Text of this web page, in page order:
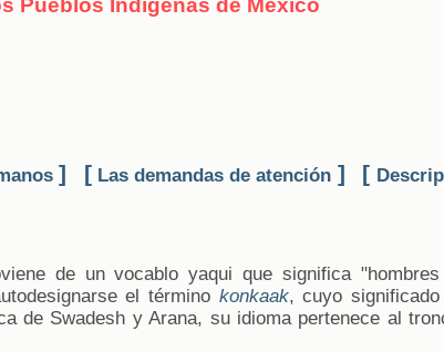
Pueblos Indígenas de México
] [ Las demandas de atención ] [
de un vocablo yaqui que significa
el término konkaak, cuyo
de Swadesh y Arana, su idioma pertenece al